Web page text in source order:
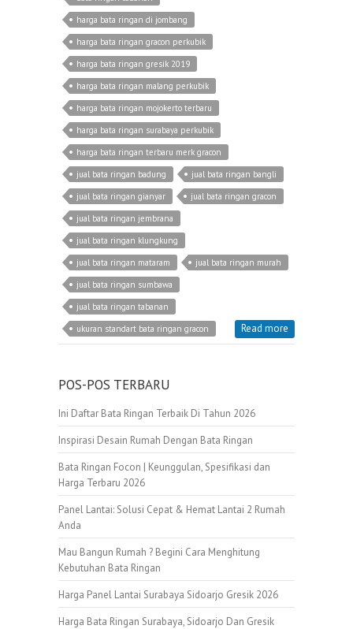
harga bata ringan di jombang
harga bata ringan gracon perkubik
harga bata ringan gresik 2019
harga bata ringan malang perkubik
harga bata ringan mojokerto terbaru
harga bata ringan surabaya perkubik
harga bata ringan terbaru merk gracon
jual bata ringan badung
jual bata ringan bangli
jual bata ringan gianyar
jual bata ringan gracon
jual bata ringan jembrana
jual bata ringan klungkung
jual bata ringan mataram
jual bata ringan murah
jual bata ringan sumbawa
jual bata ringan tabanan
ukuran standart bata ringan gracon
Read more
POS-POS TERBARU
Ini Daftar Bata Ringan Terbaik Di Tahun 2026
Inspirasi Desain Rumah Dengan Bata Ringan
Bata Ringan Focon | Keunggulan, Spesifikasi dan
Harga Terbaru 2026
Panel Lantai: Solusi Cepat & Hemat Lantai 2 Rumah
Anda
Mau Bangun Rumah ? Begini Cara Menghitung
Kebutuhan Bata Ringan
Harga Panel Lantai Surabaya Sidoarjo Gresik 2026
Harga Bata Ringan Surabaya, Sidoarjo Dan Gresik